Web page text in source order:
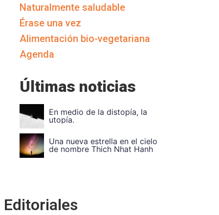
Naturalmente saludable
Érase una vez
Alimentación bio-vegetariana
Agenda
Últimas noticias
Vuela Alto Ouka Leele
Divide et impera. Unidad en
la
Editoriales